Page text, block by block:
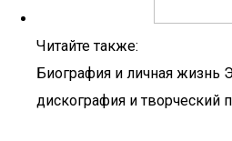
Читайте также:
Биография и личная жизнь
дискография и творческий